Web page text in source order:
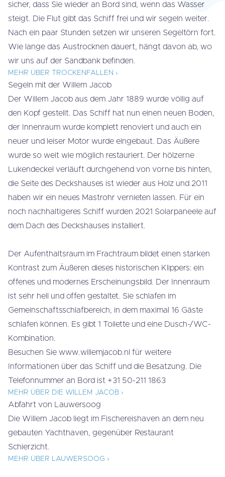
sicher, dass Sie wieder an Bord sind, wenn das Wasser
steigt. Die Flut gibt das Schiff frei und wir segeln weiter.
Nach ein paar Stunden setzen wir unseren Segeltörn fort.
Wie lange das Austrocknen dauert, hängt davon ab, wo
wir uns auf der Sandbank befinden.
MEHR ÜBER TROCKENFALLEN ›
Segeln mit der Willem Jacob
Der Willem Jacob aus dem Jahr 1889 wurde völlig auf
den Kopf gestellt. Das Schiff hat nun einen neuen Boden,
der Innenraum wurde komplett renoviert und auch ein
neuer und leiser Motor wurde eingebaut. Das Äußere
wurde so weit wie möglich restauriert. Der hölzerne
Lukendeckel verläuft durchgehend von vorne bis hinten,
die Seite des Deckshauses ist wieder aus Holz und 2011
haben wir ein neues Mastrohr vernieten lassen. Für ein
noch nachhaltigeres Schiff wurden 2021 Solarpaneele auf
dem Dach des Deckshauses installiert.
Der Aufenthaltsraum im Frachtraum bildet einen starken
Kontrast zum Äußeren dieses historischen Klippers: ein
offenes und modernes Erscheinungsbild. Der Innenraum
ist sehr hell und offen gestaltet. Sie schlafen im
Gemeinschaftsschlafbereich, in dem maximal 16 Gäste
schlafen können. Es gibt 1 Toilette und eine Dusch-/WC-
Kombination.
Besuchen Sie www.willemjacob.nl für weitere
Informationen über das Schiff und die Besatzung. Die
Telefonnummer an Bord ist +31 50-211 1863
MEHR ÜBER DIE WILLEM JACOB ›
Abfahrt von Lauwersoog
Die Willem Jacob liegt im Fischereishaven an dem neu
gebauten Yachthaven, gegenüber Restaurant
Schierzicht.
MEHR ÜBER LAUWERSOOG ›